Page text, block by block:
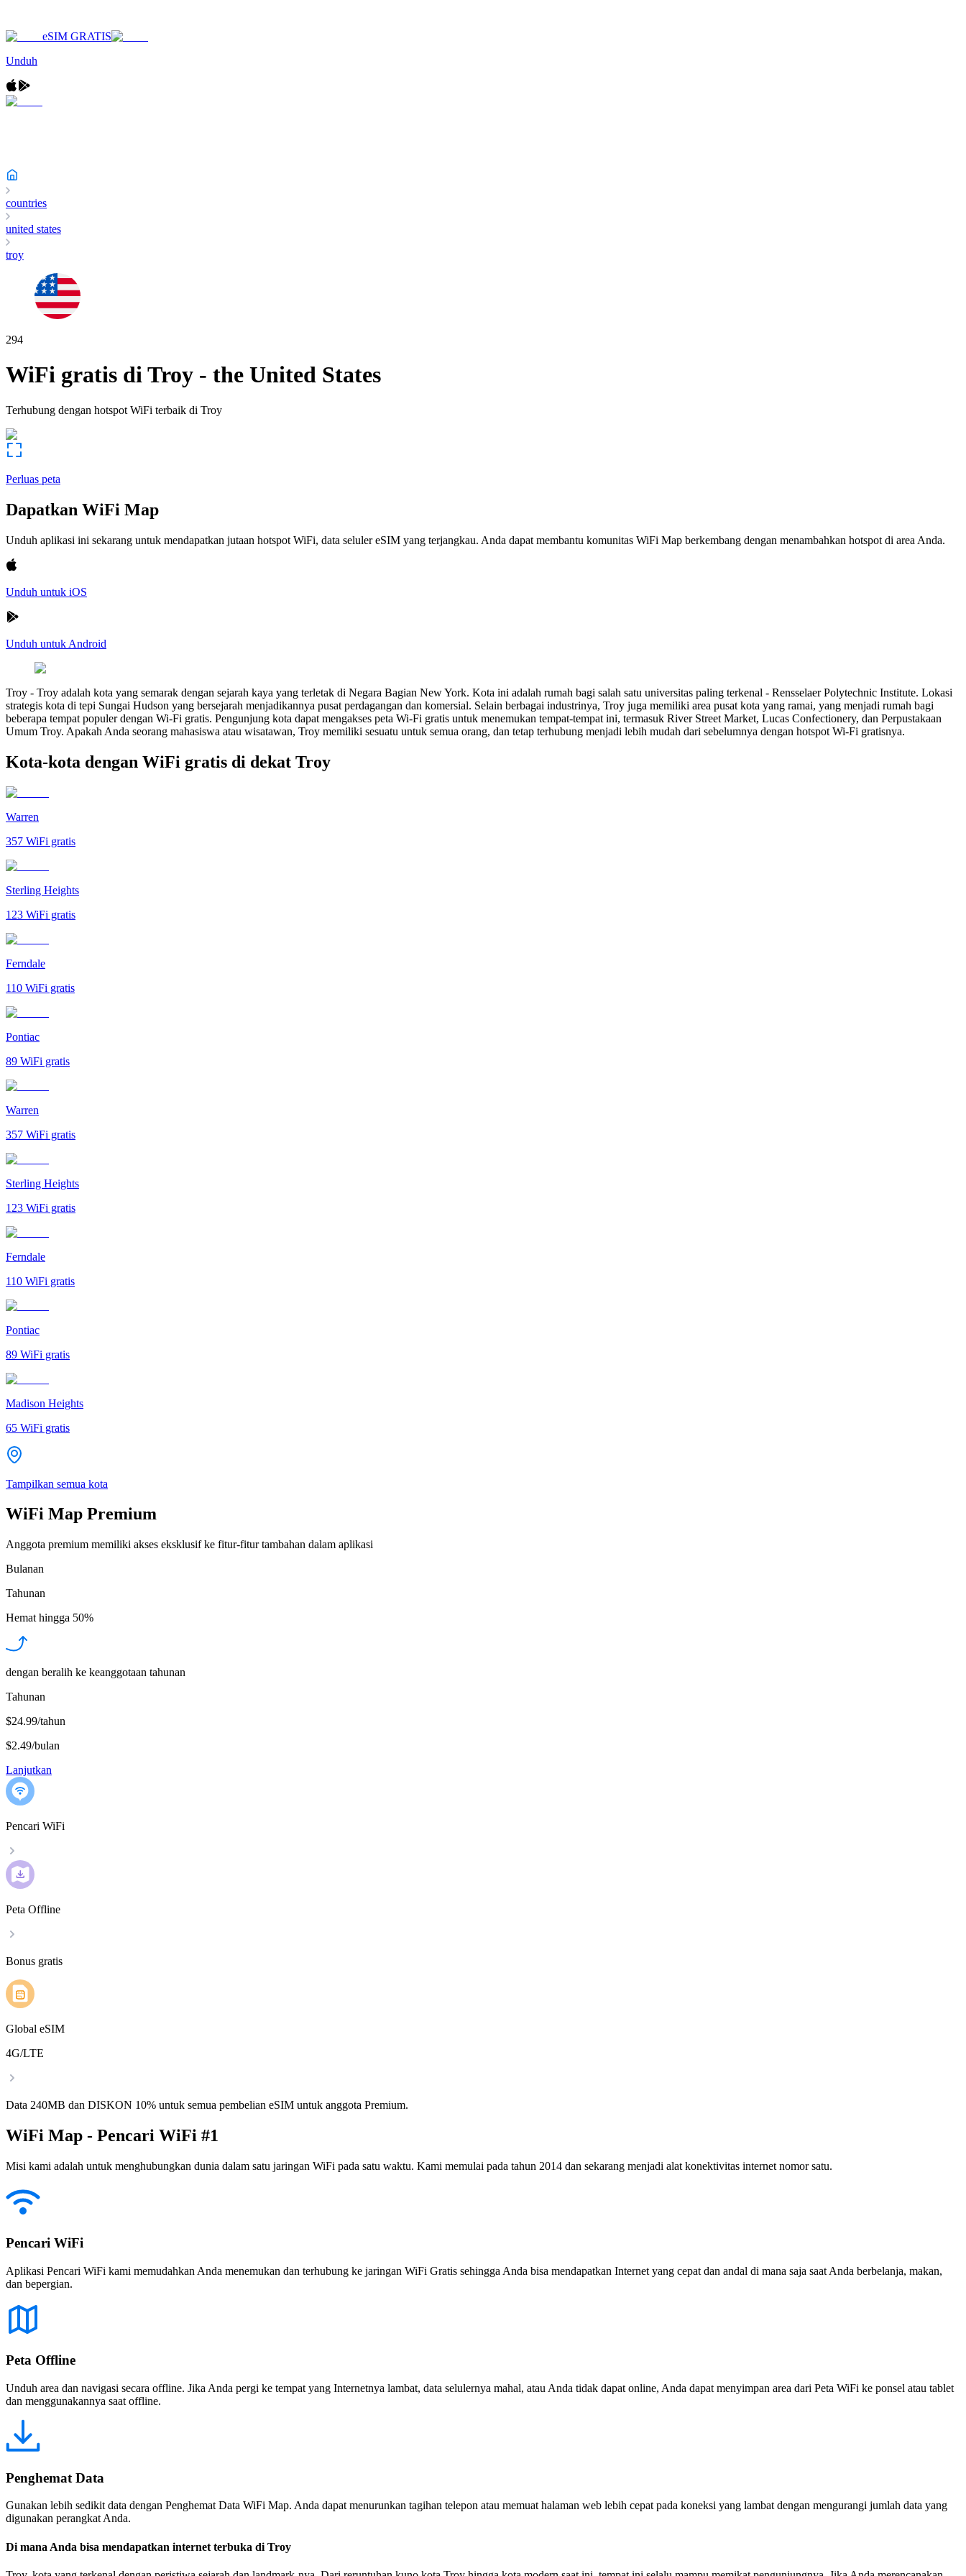
eSIM GRATIS
Unduh
countries
united states
troy
294
WiFi gratis diTroy - the United States
Terhubung dengan hotspot WiFi terbaik di Troy
Perluas peta
Dapatkan WiFi Map
Unduh aplikasi ini sekarang untuk mendapatkan jutaan hotspot WiFi, data seluler eSIM yang terjangkau. Anda dapat membantu komunitas WiFi Map berkembang dengan menambahkan hotspot di area Anda.
Unduh untuk iOS
Unduh untuk Android
Troy - Troy adalah kota yang semarak dengan sejarah kaya yang terletak di Negara Bagian New York. Kota ini adalah rumah bagi salah satu universitas paling terkenal - Rensselaer Polytechnic Institute. Lokasi
strategis kota di tepi Sungai Hudson yang bersejarah menjadikannya pusat perdagangan dan komersial. Selain berbagai industrinya, Troy juga memiliki area pusat kota yang ramai, yang menjadi rumah bagi
beberapa tempat populer dengan Wi-Fi gratis. Pengunjung kota dapat mengakses peta Wi-Fi gratis untuk menemukan tempat-tempat ini, termasuk River Street Market, Lucas Confectionery, dan Perpustakaan
Umum Troy. Apakah Anda seorang mahasiswa atau wisatawan, Troy memiliki sesuatu untuk semua orang, dan tetap terhubung menjadi lebih mudah dari sebelumnya dengan hotspot Wi-Fi gratisnya.
Kota-kota dengan WiFi gratis di dekat Troy
Warren
357 WiFi gratis
Sterling Heights
123 WiFi gratis
Ferndale
110 WiFi gratis
Pontiac
89 WiFi gratis
Warren
357 WiFi gratis
Sterling Heights
123 WiFi gratis
Ferndale
110 WiFi gratis
Pontiac
89 WiFi gratis
Madison Heights
65 WiFi gratis
Tampilkan semua kota
WiFi Map Premium
Anggota premium memiliki akses eksklusif ke fitur-fitur tambahan dalam aplikasi
Bulanan
Tahunan
Hemat hingga 50%
dengan beralih ke keanggotaan tahunan
Tahunan
$24.99/tahun
$2.49/bulan
Lanjutkan
Pencari WiFi
Peta Offline
Bonus gratis
Global eSIM
4G/LTE
Data 240MB dan DISKON 10% untuk semua pembelian eSIM untuk anggota Premium.
WiFi Map - Pencari WiFi #1
Misi kami adalah untuk menghubungkan dunia dalam satu jaringan WiFi pada satu waktu. Kami memulai pada tahun 2014 dan sekarang menjadi alat konektivitas internet nomor satu.
Pencari WiFi
Aplikasi Pencari WiFi kami memudahkan Anda menemukan dan terhubung ke jaringan WiFi Gratis sehingga Anda bisa mendapatkan Internet yang cepat dan andal di mana saja saat Anda berbelanja, makan,
dan bepergian.
Peta Offline
Unduh area dan navigasi secara offline. Jika Anda pergi ke tempat yang Internetnya lambat, data selulernya mahal, atau Anda tidak dapat online, Anda dapat menyimpan area dari Peta WiFi ke ponsel atau tablet
dan menggunakannya saat offline.
Penghemat Data
Gunakan lebih sedikit data dengan Penghemat Data WiFi Map. Anda dapat menurunkan tagihan telepon atau memuat halaman web lebih cepat pada koneksi yang lambat dengan mengurangi jumlah data yang
digunakan perangkat Anda.
Di mana Anda bisa mendapatkan internet terbuka di Troy